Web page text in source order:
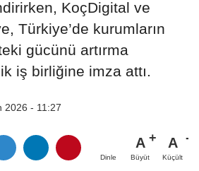
KoçDigital ve
Türkiye’de kurumların
gücünü artırma
iş birliğine imza attı.
2026 - 11:27
Dinle
A
Büyüt
A
Küçült